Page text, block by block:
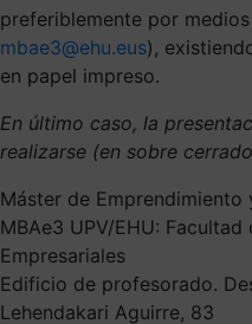
preferiblemente por
mbae3@ehu.eus),
en papel impreso.
En último caso, la
realizarse (en sobre
Máster de
MBAe3 UPV/EHU:
Empresariales
Edificio de profesorado.
Lehendakari Aguirre, 83